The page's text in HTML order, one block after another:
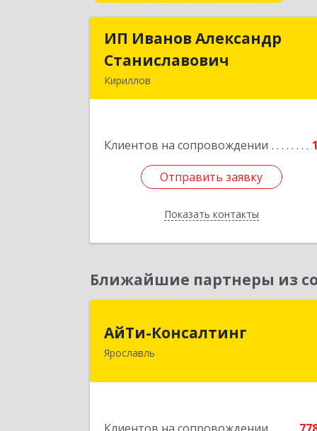
ИП Иванов Александр
Станиславович
Кириллов
Клиентов на сопровождении 1
Отправить заявку
Показать контакты
ИП Иванов Александр
Станиславович
Подробнее
Ближайшие партнеры из
АйТи-Консалтинг
Ярославль
150007, Ярославская обл, Ярославль г,